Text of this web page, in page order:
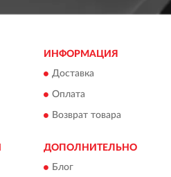
ИНФОРМАЦИЯ
Доставка
Оплата
Возврат товара
ДОПОЛНИТЕЛЬНО
Блог